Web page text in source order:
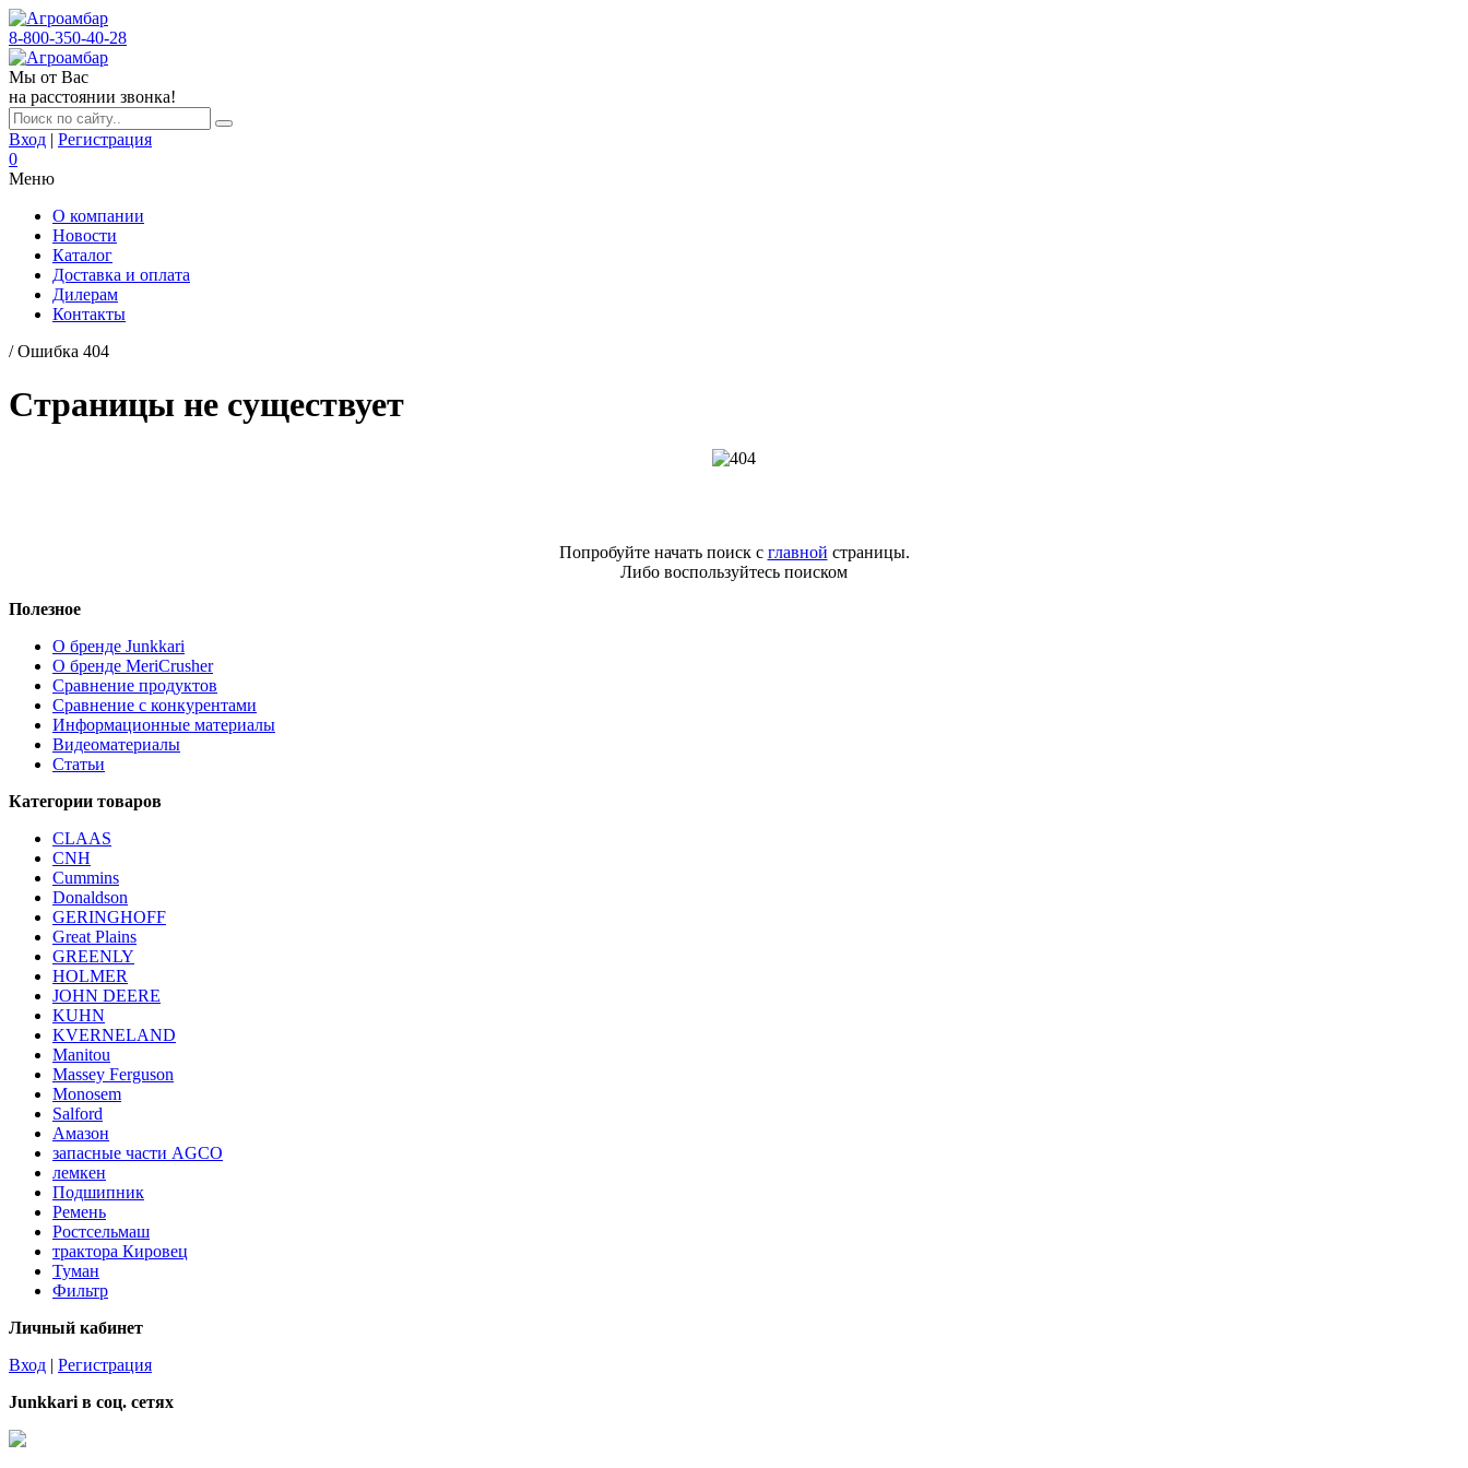
8-800-350-40-28
Мы от Вас
на расстоянии звонка!
Вход | Регистрация
0
Меню
О компании
Новости
Каталог
Доставка и оплата
Дилерам
Контакты
/ Ошибка 404
Страницы не существует
Попробуйте начать поиск с главной страницы.
Либо воспользуйтесь поиском
Полезное
О бренде Junkkari
О бренде MeriCrusher
Сравнение продуктов
Сравнение с конкурентами
Информационные материалы
Видеоматериалы
Статьи
Категории товаров
CLAAS
CNH
Cummins
Donaldson
GERINGHOFF
Great Plains
GREENLY
HOLMER
JOHN DEERE
KUHN
KVERNELAND
Manitou
Massey Ferguson
Monosem
Salford
Амазон
запасные части AGCO
лемкен
Подшипник
Ремень
Ростсельмаш
трактора Кировец
Туман
Фильтр
Личный кабинет
Вход | Регистрация
Junkkari в соц. сетях